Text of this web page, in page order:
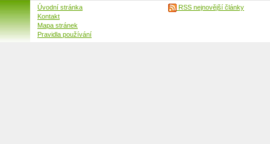
Úvodní stránka
Kontakt
Mapa stránek
Pravidla používání
RSS nejnovější články